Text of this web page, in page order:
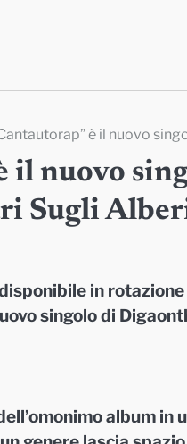
è il nuovo
il nuovo
Sugli
in
singolo di
album in